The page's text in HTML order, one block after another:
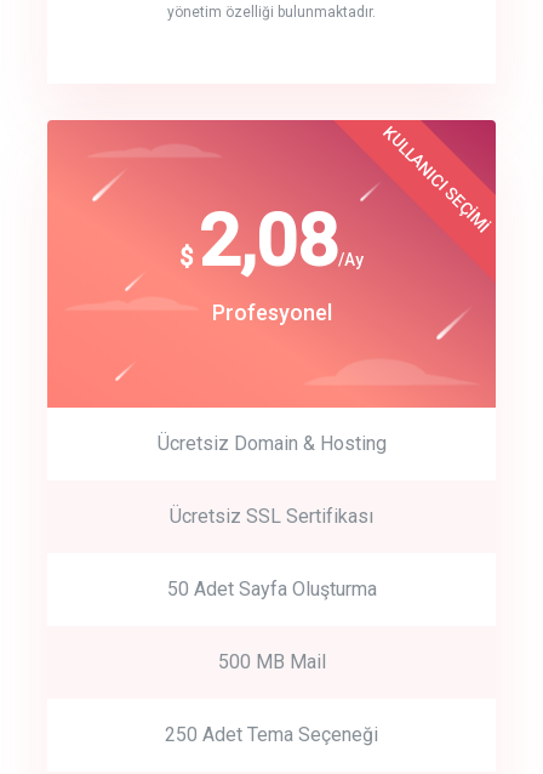
yönetim özelliği bulunmaktadır.
crm auto cync
track energy costs
Get Started
Start by trying our service for 30 days free trial no credit card
$ 2,08/Ay
Profesyonel
KULLANICI SEÇİMİ
Ücretsiz Domain & Hosting
Ücretsiz SSL Sertifikası
50 Adet Sayfa Oluşturma
500 MB Mail
250 Adet Tema Seçeneği
$
180
Start Up
Best Choice